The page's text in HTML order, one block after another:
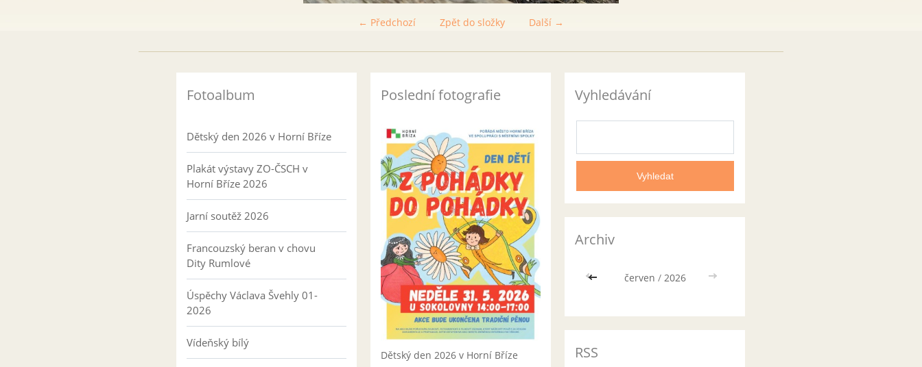
← Předchozí Další →
Zpět do složky
Fotoalbum
Dětský den 2026 v Horní Bříze
Plakát výstavy ZO-ČSCH v
Horní Bříze 2026
Jarní soutěž 2026
Francouzský beran v chovu
Dity Rumlové
Úspěchy Václava Švehly 01-
2026
Vídeňský bílý
Poslední fotografie
Dětský den 2026 v Horní Bříze
Vyhledávání
Archiv
<< červen / 2026 >>
RSS